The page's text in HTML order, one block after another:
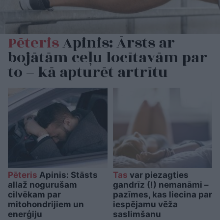
PēterisApinis: Ārsts ar
bojātām ceļu locītavām par
to – kā apturēt artrītu
Pēteris Apinis: Stāsts
allaž nogurušam
cilvēkam par
mitohondrijiem un
enerģiju
Tas var piezagties
gandrīz (!) nemanāmi –
pazīmes, kas liecina par
iespējamu vēža
saslimšanu